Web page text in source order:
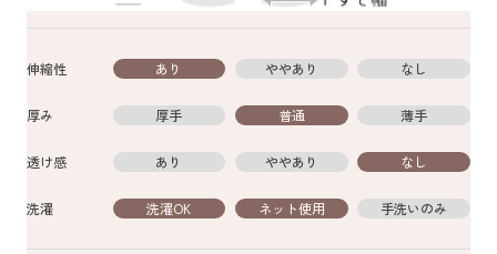
伸縮性 あり ややあり なし
厚み 厚手 普通 薄手
透け感 あり ややあり なし
洗濯 洗濯OK ネット使用 手洗いのみ